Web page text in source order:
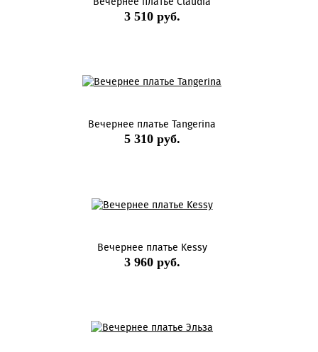
Вечернее платье Claudia
3 510 руб.
Вечернее платье Tangerina
5 310 руб.
Вечернее платье Kessy
3 960 руб.